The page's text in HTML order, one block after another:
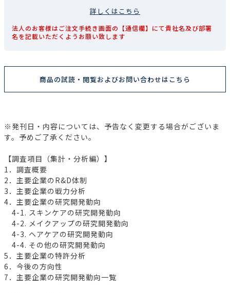
詳しくはこちら
法人のお客様はご注文手続き画面の【通信欄】にて貴社名及び部署
名を記載いただくようお願い致します
商品の試読・閲覧およびお問い合わせはこちら
※発刊日・内容については、予告なく変更する場合がございま
す。予めご了承ください。
【調査項目（集計・分析編）】
1．調査概要
2．主要企業のR&D体制
3．主要企業の戦力分析
4．主要企業の研究開発動向
4-1. スキンケアの研究開発動向
4-2. メイクアップの研究開発動向
4-3. ヘアケアの研究開発動向
4-4. その他の研究開発動向
5．主要企業の特許分析
6．今後の方向性
7．主要企業の研究開発動向一覧